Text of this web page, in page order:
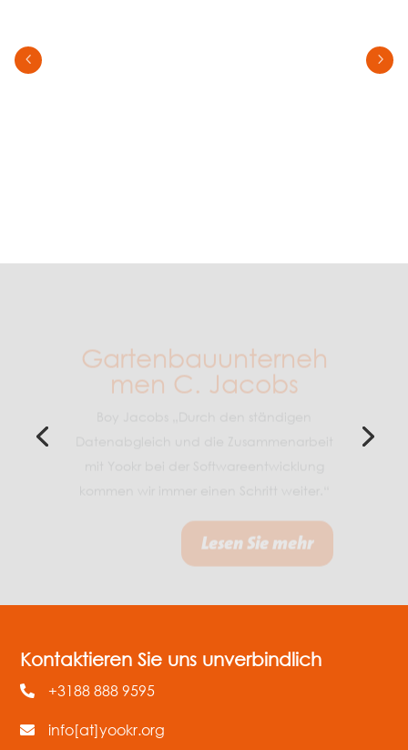
men C. Jacobs
Boy Jacobs „Durch den ständigen
Lesen Sie mehr
Kontaktieren Sie uns unverbindlich
+3188 888 9595
info[at]yookr.org